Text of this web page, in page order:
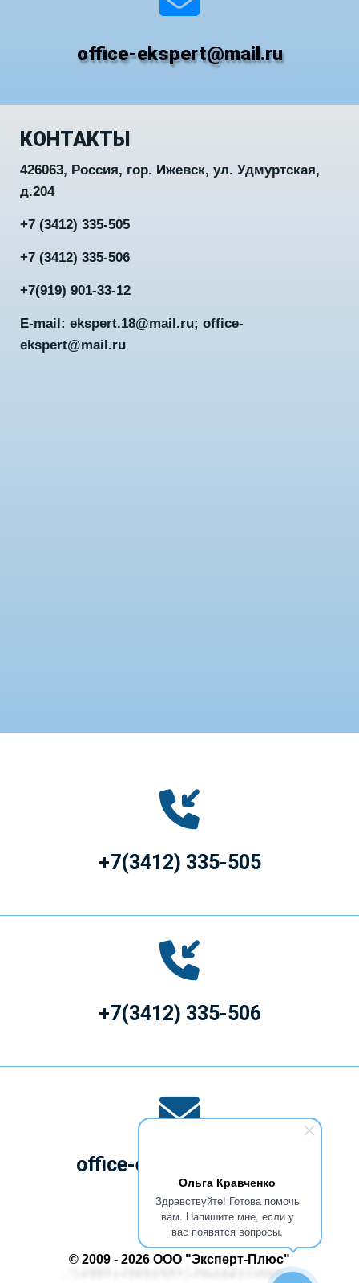
Ольга Кравченко
Здравствуйте! Готова помочь
вам. Напишите мне, если у
вас появятся вопросы.
office-ekspert@mail.ru
КОНТАКТЫ
426063, Россия, гор. Ижевск, ул. Удмуртская,
д.204
+7 (3412) 335-505
+7 (3412) 335-506
+7(919) 901-33-12
E-mail: ekspert.18@mail.ru; office-
ekspert@mail.ru
+7(3412) 335-505
+7(3412) 335-506
office-ekspert@mail.ru
© 2009 - 2026 ООО "Эксперт-Плюс"